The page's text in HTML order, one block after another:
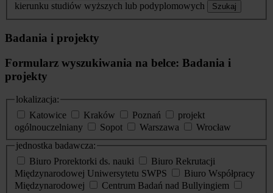
kierunku studiów wyższych lub podyplomowych
Szukaj
Badania i projekty
Formularz wyszukiwania na belce: Badania i
projekty
lokalizacja:
Katowice
Kraków Poznań
projekt
ogólnouczelniany
Sopot Warszawa
Wrocław
jednostka badawcza:
Biuro Prorektorki ds. nauki
Biuro Rekrutacji
Międzynarodowej Uniwersytetu SWPS
Biuro Współpracy
Międzynarodowej
Centrum Badań nad Bullyingiem